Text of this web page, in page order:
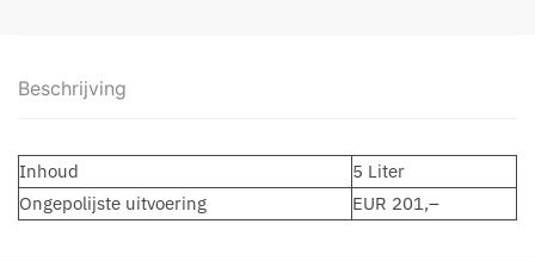
Beschrijving
Inhoud
5 Liter
Ongepolijste uitvoering
EUR 201,–